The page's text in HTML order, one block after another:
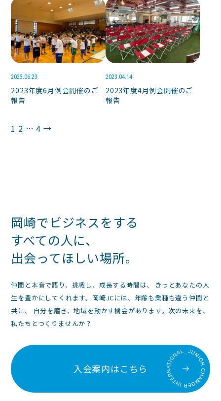
2023.06.23
2023年度6月例会開催のご
報告
2023.04.14
2023年度4月例会開催のご
報告
投
ジ
送
り
1 2 … 4 →
岡崎でビジネスをする
すべての人に、
出会ってほしい場所。
仲間と本音で語り、挑戦し、成長する時間は、 きっとあなたの人
生を豊かにしてくれます。岡崎JCには、年齢も業種も違う仲間と
共に、 自分を磨き、地域を動かす機会があります。次の未来を、
私たちとつくりませんか？
入会案内はこちら